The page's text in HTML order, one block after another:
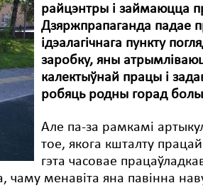
райцэнтры і займаюцца
Дзяржпрапаганда падае
ідэалагічнага пункту
заробку, яны
калектыўнай працы і
робяць родны горад
Але па-за рамкамі
тое, якога кшталту
гэта часовае
чаму менавіта яна павінна